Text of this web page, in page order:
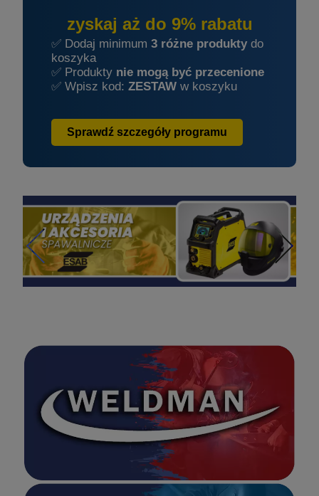
zyskaj aż do 9% rabatu
✅ Dodaj minimum 3 różne produkty do
koszyka
✅ Produkty nie mogą być przecenione
✅ Wpisz kod: ZESTAW w koszyku
Sprawdź szczegóły programu